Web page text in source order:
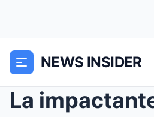
NEWS INSIDER